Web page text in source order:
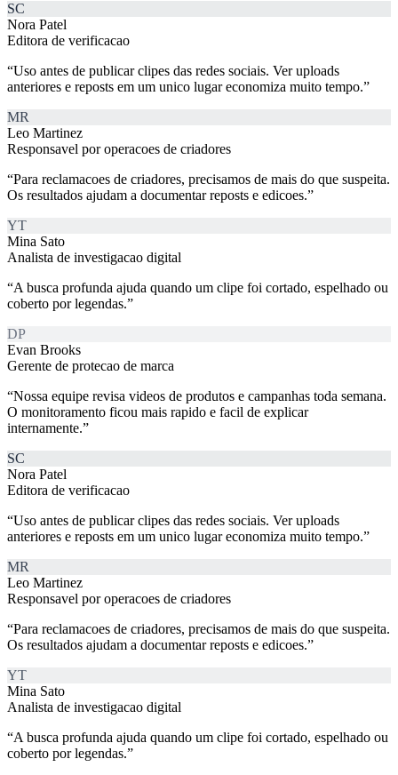
SC
Nora Patel
Editora de verificacao
“Uso antes de publicar clipes das redes sociais. Ver uploads
anteriores e reposts em um unico lugar economiza muito tempo.”
MR
Leo Martinez
Responsavel por operacoes de criadores
“Para reclamacoes de criadores, precisamos de mais do que suspeita.
Os resultados ajudam a documentar reposts e edicoes.”
YT
Mina Sato
Analista de investigacao digital
“A busca profunda ajuda quando um clipe foi cortado, espelhado ou
coberto por legendas.”
DP
Evan Brooks
Gerente de protecao de marca
“Nossa equipe revisa videos de produtos e campanhas toda semana.
O monitoramento ficou mais rapido e facil de explicar
internamente.”
SC
Nora Patel
Editora de verificacao
“Uso antes de publicar clipes das redes sociais. Ver uploads
anteriores e reposts em um unico lugar economiza muito tempo.”
MR
Leo Martinez
Responsavel por operacoes de criadores
“Para reclamacoes de criadores, precisamos de mais do que suspeita.
Os resultados ajudam a documentar reposts e edicoes.”
YT
Mina Sato
Analista de investigacao digital
“A busca profunda ajuda quando um clipe foi cortado, espelhado ou
coberto por legendas.”